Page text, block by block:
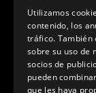
Utilizamos
contenido, los
tráfico.
sobre su uso de
socios de
pueden
que les haya